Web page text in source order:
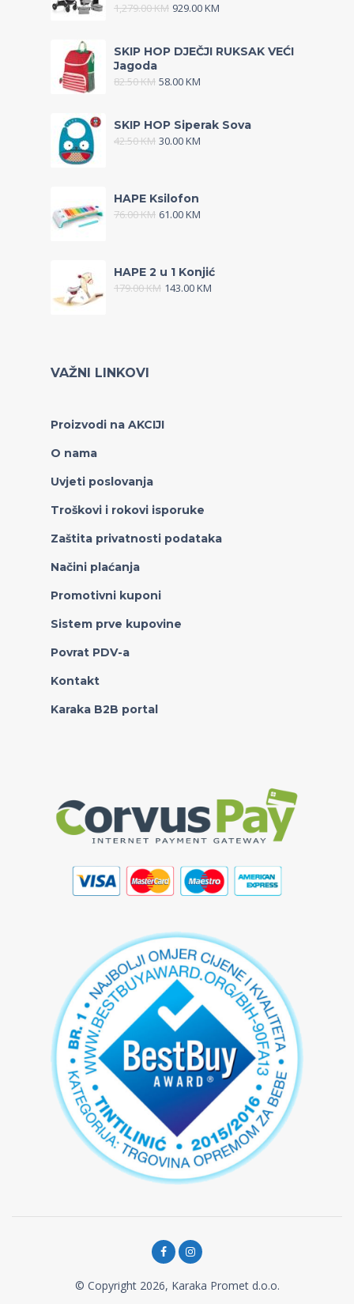
1,279.00KM 929.00KM
SKIP HOP DJEČJI RUKSAK VEĆI
Jagoda
82.50KM 58.00KM
SKIP HOP Siperak Sova
42.50KM 30.00KM
HAPE Ksilofon
76.00KM 61.00KM
HAPE 2 u 1 Konjić
179.00KM 143.00KM
VAŽNI LINKOVI
Proizvodi na AKCIJI
O nama
Uvjeti poslovanja
Troškovi i rokovi isporuke
Zaštita privatnosti podataka
Načini plaćanja
Promotivni kuponi
Sistem prve kupovine
Povrat PDV-a
Kontakt
Karaka B2B portal
© Copyright 2026, Karaka Promet d.o.o.